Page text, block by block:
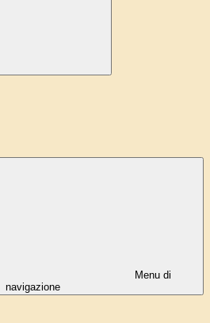
Menu di
navigazione